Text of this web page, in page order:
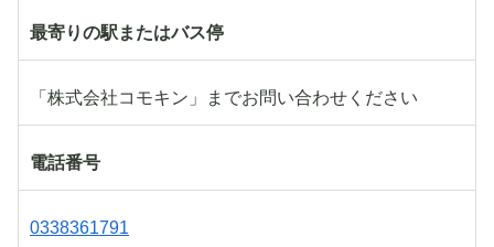
最寄りの駅またはバス停
「株式会社コモキン」までお問い合わせください
電話番号
0338361791